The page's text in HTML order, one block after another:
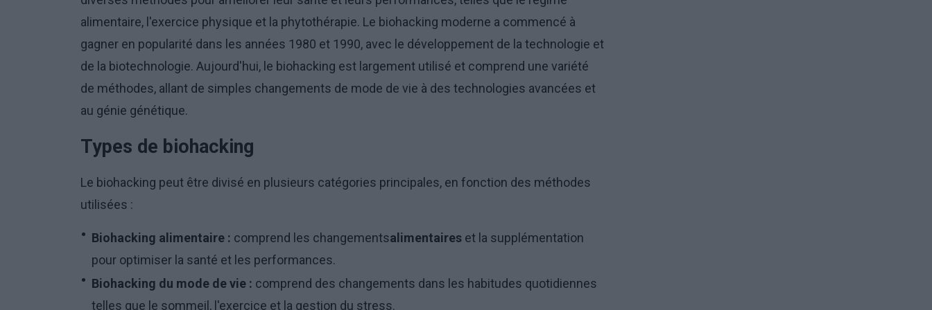
alimentaire, l'exercice physique et la phytothérapie. Le biohacking moderne a commencé à
gagner en popularité dans les années 1980 et 1990, avec le développement de la technologie et
de la biotechnologie. Aujourd'hui, le biohacking est largement utilisé et comprend une variété
de méthodes, allant de simples changements de mode de vie à des technologies avancées et
au génie génétique.
Types de biohacking
Le biohacking peut être divisé en plusieurs catégories principales, en fonction des méthodes
utilisées :
Biohacking alimentaire : comprend les changementsalimentaires et la supplémentation
pour optimiser la santé et les performances.
Biohacking du mode de vie : comprend des changements dans les habitudes quotidiennes
telles que le sommeil, l'exercice et la gestion du stress.